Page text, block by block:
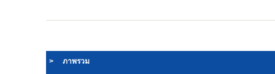
> ภาพรวม